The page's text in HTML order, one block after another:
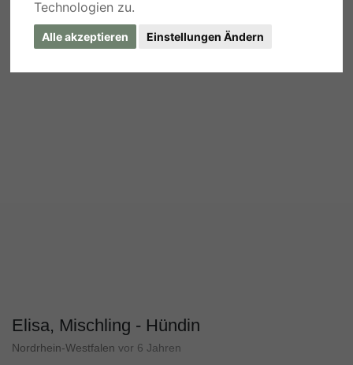
Technologien zu.
Alle akzeptieren Einstellungen Ändern
Elisa, Mischling - Hündin
Nordrhein-Westfalen vor 6 Jahren